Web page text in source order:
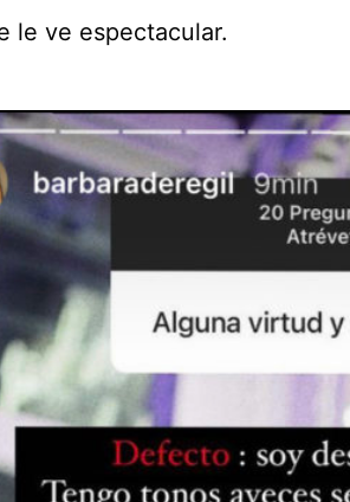
le ve espectacular.